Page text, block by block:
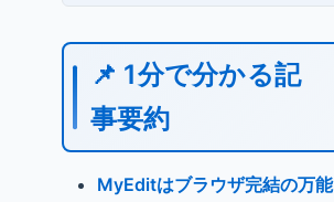
📌 1分で分かる記
事要約
MyEditはブラウザ完結の万能